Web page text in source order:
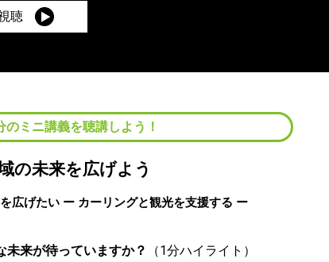
聴
のミニ講義を聴講しよう！
の未来を広げよう
広げたい ー カーリングと観光を支援する ー
未来が待っていますか？